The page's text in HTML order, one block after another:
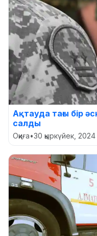
Ақтауда тағы бір
салды
Оқиға•30 қыркүйек, 2024